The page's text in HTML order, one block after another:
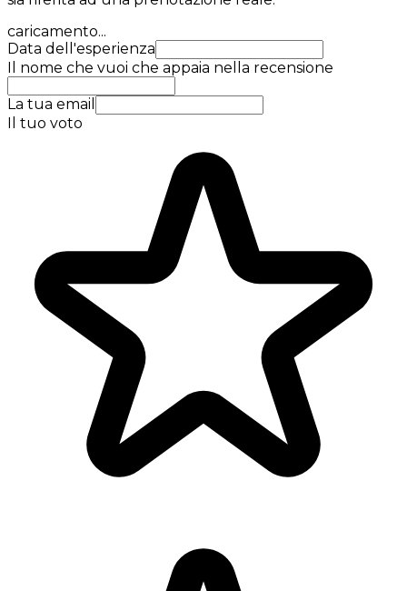
caricamento...
Data dell'esperienza
Il nome che vuoi che appaia nella recensione
La tua email
Il tuo voto